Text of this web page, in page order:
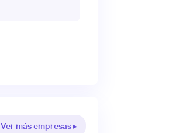
Ver más empresas ▸